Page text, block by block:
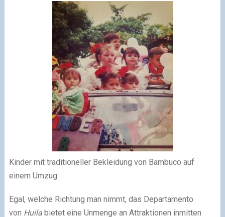
Kinder mit traditioneller Bekleidung von Bambuco auf
einem Umzug
Egal, welche Richtung man nimmt, das Departamento
von Huilabietet eine Unmenge an Attraktionen inmitten